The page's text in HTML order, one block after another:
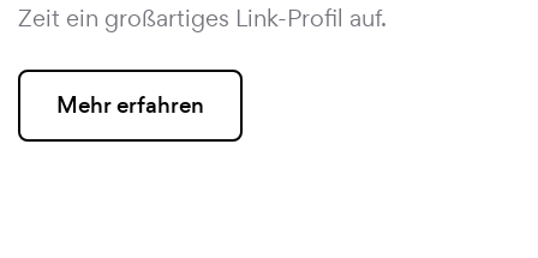
Zeit ein großartiges Link-Profil auf.
Mehr erfahren